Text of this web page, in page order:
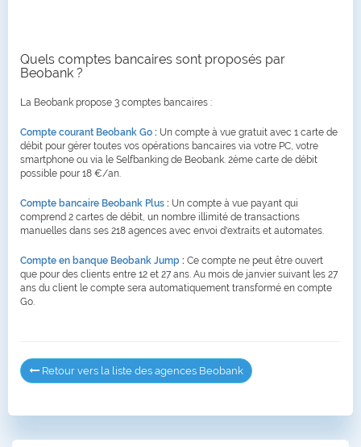
Quels comptes bancaires sont proposés par
Beobank ?
La Beobank propose 3 comptes bancaires :
Compte courant Beobank Go : Un compte à vue gratuit avec 1 carte de
débit pour gérer toutes vos opérations bancaires via votre PC, votre
smartphone ou via le Selfbanking de Beobank. 2ème carte de débit
possible pour 18 €/an.
Compte bancaire Beobank Plus : Un compte à vue payant qui
comprend 2 cartes de débit, un nombre illimité de transactions
manuelles dans ses 218 agences avec envoi d'extraits et automates.
Compte en banque Beobank Jump : Ce compte ne peut être ouvert
que pour des clients entre 12 et 27 ans. Au mois de janvier suivant les 27
ans du client le compte sera automatiquement transformé en compte
Go.
Retour vers la liste des agences Beobank